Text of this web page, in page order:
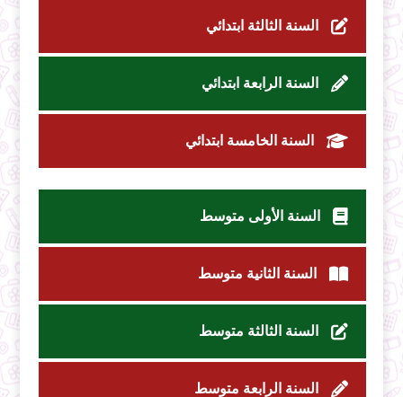
السنة الثالثة ابتدائي
السنة الرابعة ابتدائي
السنة الخامسة ابتدائي
السنة الأولى متوسط
السنة الثانية متوسط
السنة الثالثة متوسط
السنة الرابعة متوسط